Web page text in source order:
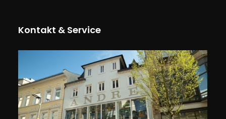
Kontakt & Service